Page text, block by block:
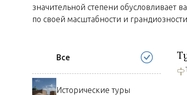
значительной степени обусловливает
по своей масштабности и
Все
Исторические туры